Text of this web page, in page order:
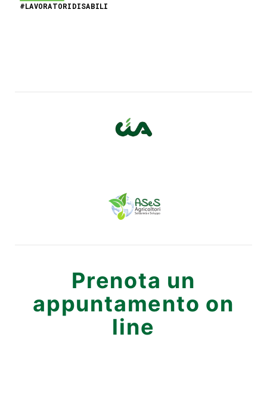
#LAVORATORIDISABILI
Prenota un
appuntamento on
line